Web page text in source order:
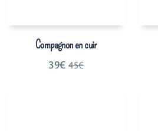
Compagnon en cuir
39€ 45€